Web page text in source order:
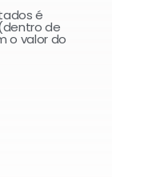
é
de
o valor do